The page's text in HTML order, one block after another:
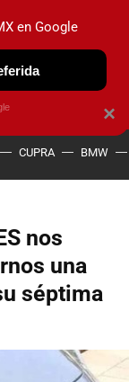
CUPRA BMW
nos
una
séptima
×
en Google